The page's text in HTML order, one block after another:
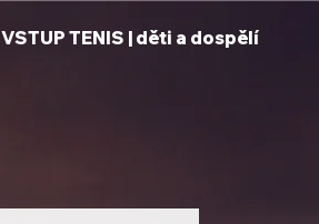
VSTUP TENIS | děti a dospělí